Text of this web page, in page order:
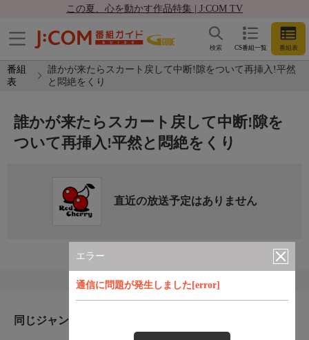
この夏、心を動かす作品特集 | J:COM TV
CS番組一覧 番組表
検索
番組
表
誰かが来たらスカート戻して中断!隙をついて再挿入!平然
と悶絶をくり
エラー
通信に問題が発生しました[error]
誰かが来たらスカート戻して中断!隙を
ついて再挿入!平然と悶絶をくり
直近の放送予定はありません
同じジャンルのおすすめ番組